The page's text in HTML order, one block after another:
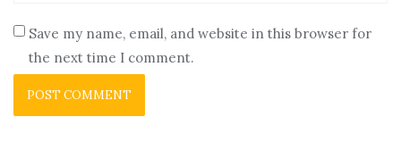
Save my name, email, and website in this browser for
the next time I comment.